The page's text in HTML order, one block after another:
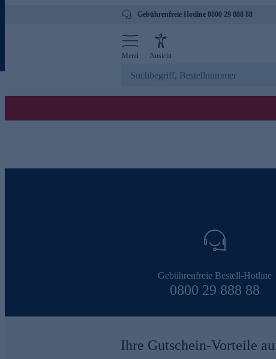
Gebührenfreie Hotline 0800 29 888 88
Menü Ansicht
Gebührenfreie Bestell-Hotline
0800 29 888 88
Ihre Gutschein-Vorteile